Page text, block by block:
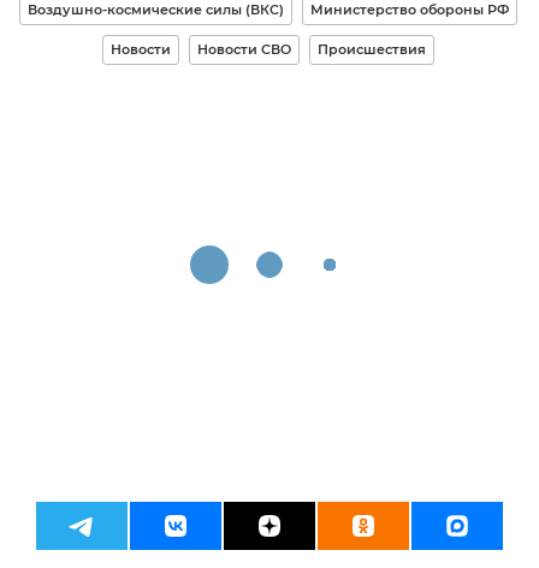
Воздушно-космические силы (ВКС) Министерство обороны РФ
Новости Новости СВО Происшествия